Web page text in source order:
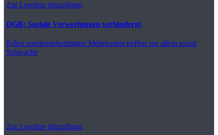
Zur Leseliste hinzufügen
DGB: Soziale Verwerfungen verhindern!
Erfurt pandemiebedingten Mehrkosten treffen vor allem sozial
Schwache
Zur Leseliste hinzufügen